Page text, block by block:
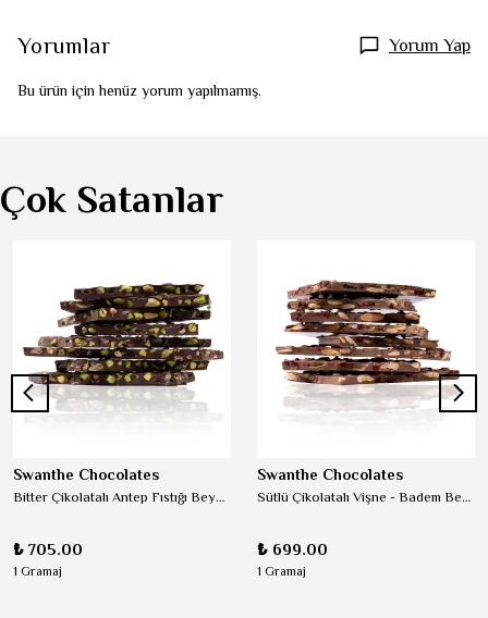
Yorumlar Yorum Yap
Bu ürün için henüz yorum yapılmamış.
Çok Satanlar
Swanthe Chocolates
Bitter Çikolatalı Antep Fıstığı Beyoğlu Kırma Çikolata
₺ 705.00
1 Gramaj
Swanthe Chocolates
Sütlü Çikolatalı Vişne - Badem Beyoğlu Kırma Çikolata
₺ 699.00
1 Gramaj